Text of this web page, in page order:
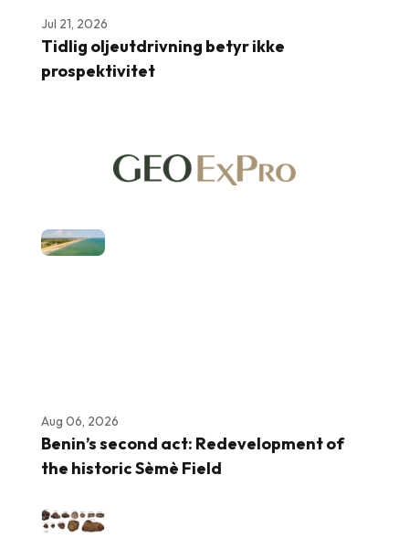
Jul 21, 2026
Tidlig oljeutdrivning betyr ikke
prospektivitet
Aug 06, 2026
Benin’s second act: Redevelopment of
the historic Sèmè Field